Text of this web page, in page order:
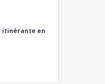
itinérante en